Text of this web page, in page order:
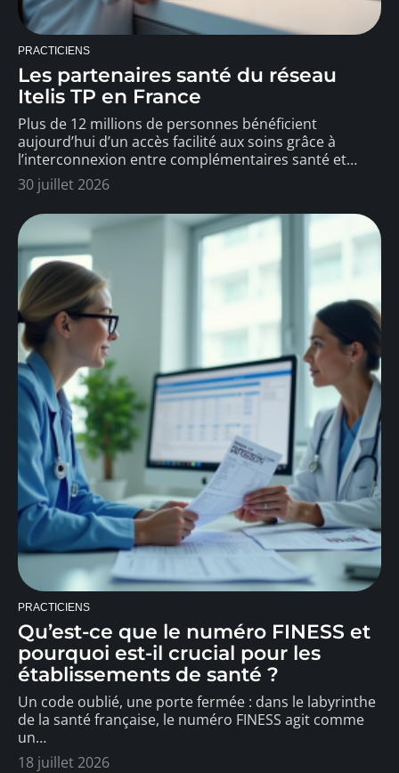
PRACTICIENS
Les partenaires santé du réseau
Itelis TP en France
Plus de 12 millions de personnes bénéficient
aujourd’hui d’un accès facilité aux soins grâce à
l’interconnexion entre complémentaires santé et…
30 juillet 2026
PRACTICIENS
Qu’est-ce que le numéro FINESS et
pourquoi est-il crucial pour les
établissements de santé ?
Un code oublié, une porte fermée : dans le labyrinthe
de la santé française, le numéro FINESS agit comme
un…
18 juillet 2026